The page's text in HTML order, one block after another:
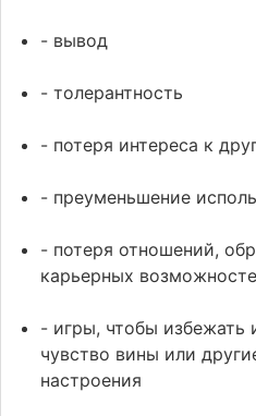
- вывод
- толерантность
- потеря интереса к
- преуменьшение
- потеря отношений,
карьерных
- игры, чтобы избежать
чувство вины или
настроения